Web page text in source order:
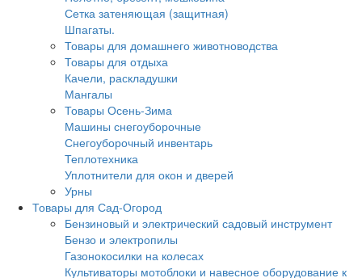
Сетка затеняющая (защитная)
Шпагаты.
Товары для домашнего животноводства
Товары для отдыха
Качели, раскладушки
Мангалы
Товары Осень-Зима
Машины снегоуборочные
Снегоуборочный инвентарь
Теплотехника
Уплотнители для окон и дверей
Урны
Товары для Сад-Огород
Бензиновый и электрический садовый инструмент
Бензо и электропилы
Газонокосилки на колесах
Культиваторы мотоблоки и навесное оборудование к